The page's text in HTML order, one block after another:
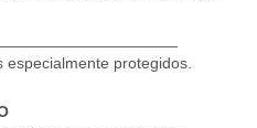
protegidos.